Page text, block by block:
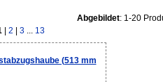
Abgebildet: 1-20
2 3... 13
(513 mm